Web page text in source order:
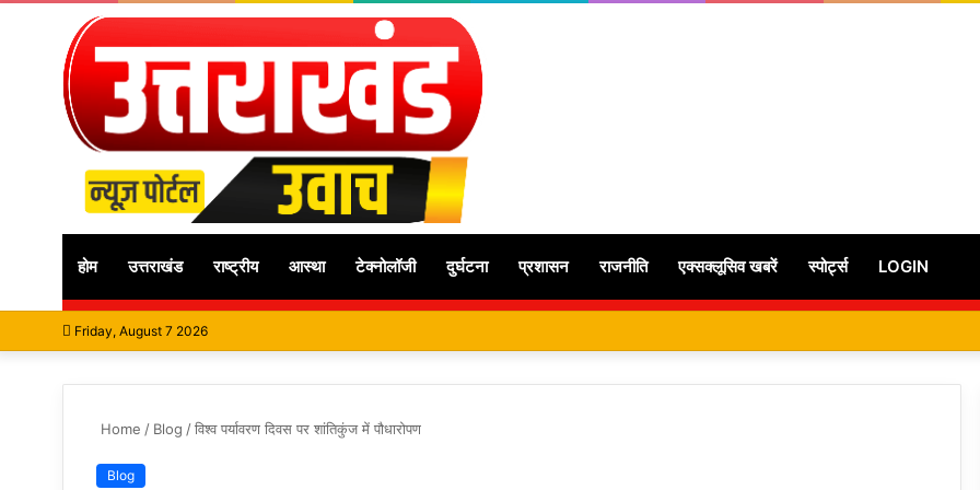
होम उत्तराखंड राष्ट्रीय आस्था टेक्नोलॉजी दुर्घटना प्रशासन राजनीति एक्सक्लूसिव खबरें स्पोर्ट्स LOGIN
Friday, August 7 2026
Home / Blog /विश्व पर्यावरण दिवस पर शांतिकुंज में पौधारोपण
Blog